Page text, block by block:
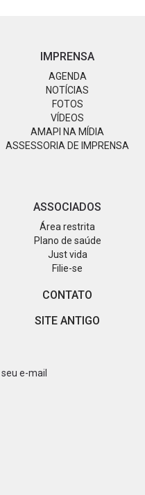
IMPRENSA
AGENDA
NOTÍCIAS
FOTOS
VÍDEOS
AMAPI NA MÍDIA
ASSESSORIA DE IMPRENSA
ASSOCIADOS
Área restrita
Plano de saúde
Just vida
Filie-se
CONTATO
SITE ANTIGO
e-mail